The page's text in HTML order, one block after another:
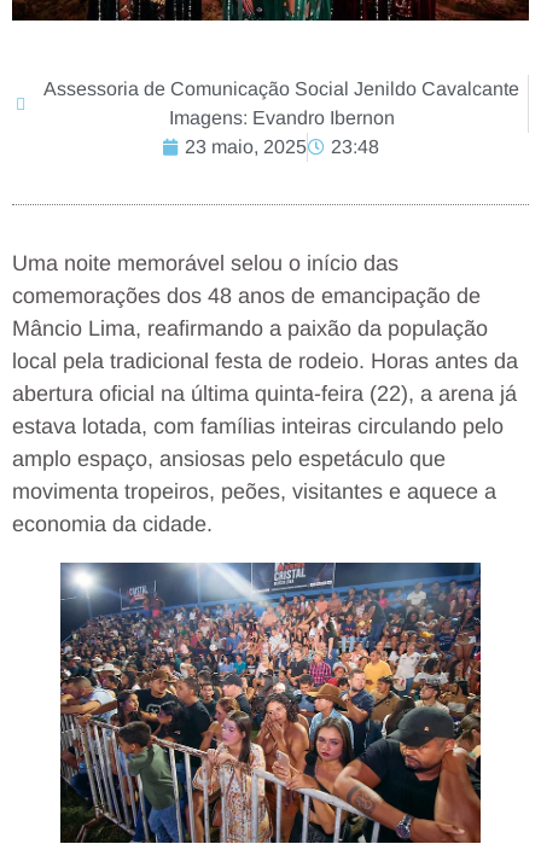
Assessoria de Comunicação Social Jenildo Cavalcante
Imagens: Evandro Ibernon
23 maio, 2025
23:48
Uma noite memorável selou o início das
comemorações dos 48 anos de emancipação de
Mâncio Lima, reafirmando a paixão da população
local pela tradicional festa de rodeio. Horas antes da
abertura oficial na última quinta-feira (22), a arena já
estava lotada, com famílias inteiras circulando pelo
amplo espaço, ansiosas pelo espetáculo que
movimenta tropeiros, peões, visitantes e aquece a
economia da cidade.